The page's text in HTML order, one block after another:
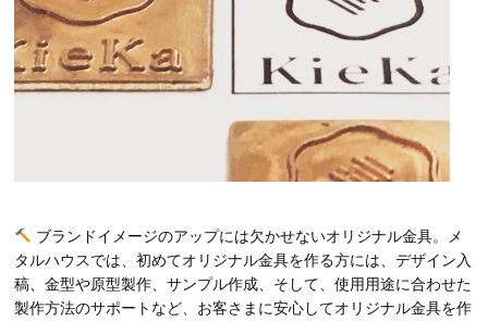
ブランドイメージのアップには欠かせないオリジナル金具。メ
タルハウスでは、初めてオリジナル金具を作る方には、デザイン入
稿、金型や原型製作、サンプル作成、そして、使用用途に合わせた
製作方法のサポートなど、お客さまに安心してオリジナル金具を作